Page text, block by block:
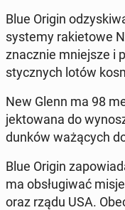
Blue Origin
systemy ra­kie­to­we
znacz­nie mniej­sze i
stycz­nych lotów
New Glenn ma 98
jek­to­wa­na do
dun­ków wa­żą­cych
Blue Origin
ma ob­słu­gi­wać
oraz rządu USA.